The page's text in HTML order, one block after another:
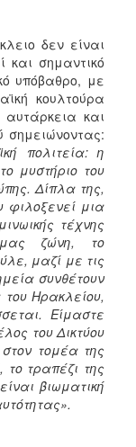
δεν είναι
σημαντικό
υπόβαθρο, με
κουλτούρα
αυτάρκεια και
σημειώνοντας:
πολιτεία: η
μυστήριο του
Δίπλα της,
φιλοξενεί μια
τέχνης
ζώνη, το
μαζί με τις
συνθέτουν
του Ηρακλείου,
Είμαστε
του Δικτύου
τομέα της
τραπέζι της
βιωματική